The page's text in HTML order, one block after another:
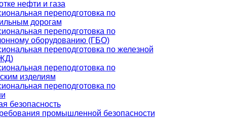
нефти и газа
переподготовка по
дорогам
переподготовка по
оборудованию (ГБО)
переподготовка по железной
переподготовка по
изделиям
переподготовка по
безопасность
промышленной безопасности